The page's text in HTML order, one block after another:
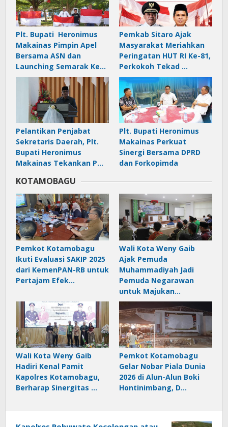
Plt. Bupati Heronimus
Makainas Pimpin Apel
Bersama ASN dan
Launching Semarak Ke…
Pemkab Sitaro Ajak
Masyarakat Meriahkan
Peringatan HUT RI Ke-81,
Perkokoh Tekad …
Pelantikan Penjabat
Sekretaris Daerah, Plt.
Bupati Heronimus
Makainas Tekankan P…
Plt. Bupati Heronimus
Makainas Perkuat
Sinergi Bersama DPRD
dan Forkopimda
KOTAMOBAGU
Pemkot Kotamobagu
Ikuti Evaluasi SAKIP 2025
dari KemenPAN-RB untuk
Pertajam Efek…
Wali Kota Weny Gaib
Ajak Pemuda
Muhammadiyah Jadi
Pemuda Negarawan
untuk Majukan…
Wali Kota Weny Gaib
Hadiri Kenal Pamit
Kapolres Kotamobagu,
Berharap Sinergitas …
Pemkot Kotamobagu
Gelar Nobar Piala Dunia
2026 di Alun-Alun Boki
Hontinimbang, D…